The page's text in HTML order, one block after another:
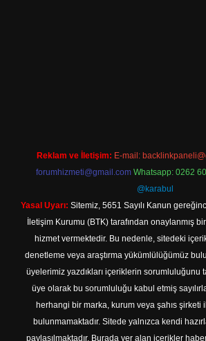
Reklam ve İletişim: E-mail:
forumhizmeti@gmail.com Whatsapp: 0262
@karabul
Yasal Uyarı: Sitemiz, 5651 Sayılı Kanun
İletişim Kurumu (BTK) tarafından onaylanmış
hizmet vermektedir. Bu nedenle, sitedeki
denetleme veya araştırma yükümlülüğümüz
üyelerimiz yazdıkları içeriklerin sorumluluğunu
üye olarak bu sorumluluğu kabul etmiş
herhangi bir marka, kurum veya şahıs şirketi
bulunmamaktadır. Sitede yalnızca kendi
paylaşılmaktadır. Burada yer alan içerikler